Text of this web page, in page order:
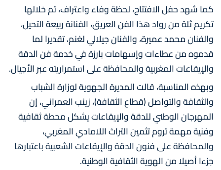
كما شهد حفل الافتتاح، لحظة وفاء واعتراف، تم خلالها
تكريم ثلة من رواد هذا الفن العريق، الفنانة ربيعة التحيل،
والفنان محمد عميرة، والفنان جيلالي لغنم، تقديرا لما
قدموه من عطاءات وإسهامات بارزة في خدمة فن الدقة
والإيقاعات المغربية والمحافظة على استمراريته عبر الأجيال.
وبهذه المناسبة، قالت المديرة الجهوية لوزارة الشباب
والثقافة والتواصل (قطاع الثقافة)، زينب العمراني، إن
المهرجان الوطني للدقة والإيقاعات يشكل محطة ثقافية
وفنية مهمة تروم تثمين التراث اللامادي المغربي،
والمحافظة على فنون الدقة والإيقاعات الشعبية باعتبارها
جزءا أصيلا من الهوية الثقافية الوطنية.